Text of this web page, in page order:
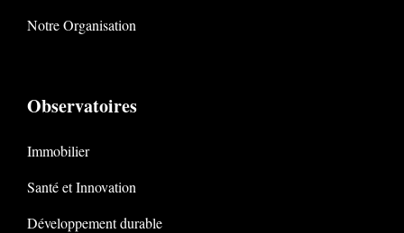
Notre Organisation
Observatoires
Immobilier
Santé et Innovation
Développement durable